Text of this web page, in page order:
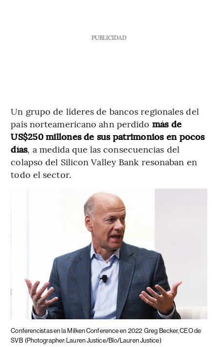
PUBLICIDAD
Un grupo de líderes de bancos regionales del
país norteamericano ahn perdido más de
US$250 millones de sus patrimonios en pocos
días, a medida que las consecuencias del
colapso del Silicon Valley Bank resonaban en
todo el sector.
Conferencistas en la Milken Conference en 2022 Greg Becker, CEO de
SVB (Photographer: Lauren Justice/Blo/Lauren Justice)